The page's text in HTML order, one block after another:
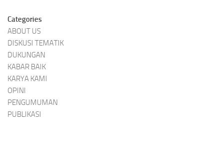
Categories
ABOUT US
DISKUSI TEMATIK
DUKUNGAN
KABAR BAIK
KARYA KAMI
OPINI
PENGUMUMAN
PUBLIKASI